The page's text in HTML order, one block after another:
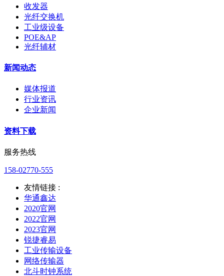
收发器
光纤交换机
工业级设备
POE&AP
光纤辅材
新闻动态
媒体报道
行业资讯
企业新闻
资料下载
服务热线
158-02770-555
友情链接 :
华通鑫达
2020官网
2022官网
2023官网
锐捷睿易
工业传输设备
网络传输器
北斗时钟系统